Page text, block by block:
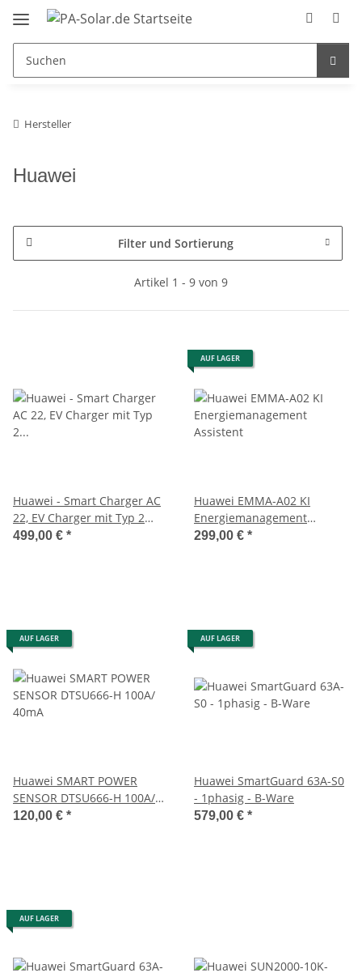
Hersteller
Huawei
Filter und Sortierung
Artikel 1 - 9 von 9
Huawei - Smart Charger AC
22, EV Charger mit Typ 2
Ladebuchse, RFID
499,00 € *
AUF LAGER
Huawei EMMA-A02 KI
Energiemanagement
Assistent
299,00 € *
AUF LAGER
Huawei SMART POWER
SENSOR DTSU666-H 100A/
40mA
120,00 € *
AUF LAGER
Huawei SmartGuard 63A-S0
- 1phasig - B-Ware
579,00 € *
AUF LAGER